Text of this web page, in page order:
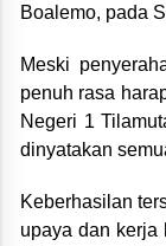
Boalemo, pada
Meski
penuh rasa
Negeri 1
dinyatakan
Keberhasilan
upaya dan kerja